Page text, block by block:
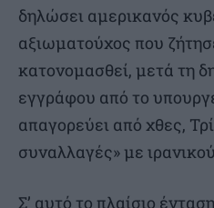
δηλώσει αμερικανός
αξιωματούχος που
κατονομασθεί, μετά τη
εγγράφου από το
απαγορεύει από χθες,
συναλλαγές» με
Σ’ αυτό το πλαίσιο